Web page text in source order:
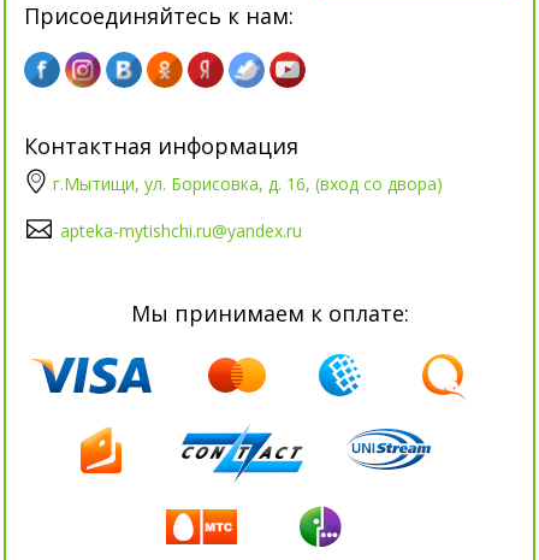
Присоединяйтесь к нам:
Контактная информация
г.Мытищи, ул. Борисовка, д. 16, (вход со двора)
apteka-mytishchi.ru@yandex.ru
Мы принимаем к оплате: